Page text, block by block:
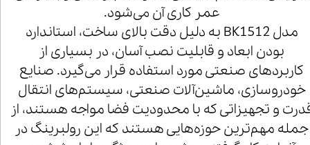
عمر کاری آن می‌شود.
مدل BK1512 به دلیل دقت بالای ساخت، استاندارد
بودن ابعاد و قابلیت نصب آسان، در بسیاری از
کاربردهای صنعتی مورد استفاده قرار می‌گیرد. صنایع
خودروسازی، ماشین‌آلات صنعتی، سیستم‌های انتقال
و تجهیزاتی که با محدودیت فضا مواجه هستند، از
جمله مهم‌ترین حوزه‌هایی هستند که این رولبرینگ در